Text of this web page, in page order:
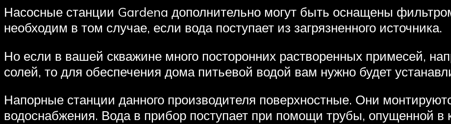
Насосные станции Gardena дополнительно могут быть оснащены
необходим в том случае, если вода поступает из загрязненного источника.
Но если в вашей скважине много посторонних растворенных примесей,
солей, то для обеспечения дома питьевой водой вам нужно будет
Напорные станции данного производителя поверхностные. Они
водоснабжения. Вода в прибор поступает при помощи трубы, опущенной в